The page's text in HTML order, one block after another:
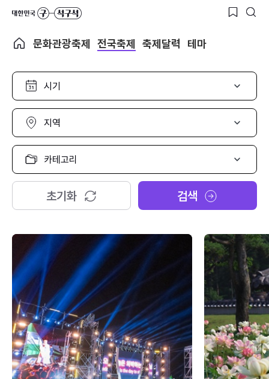
문화관광축제 전국축제 축제달력 테마
시
선
택
지
선
택
카
고
리
택
초기화 검색